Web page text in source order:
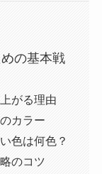
の基本戦
がる理由
カラー
色は何色？
のコツ